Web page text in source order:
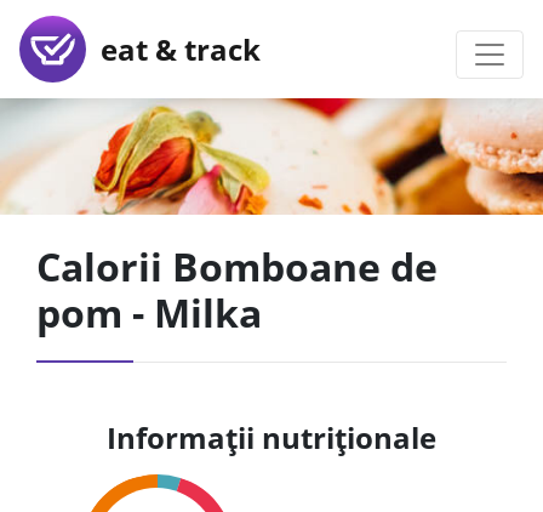
eat & track
Calorii Bomboane de
pom - Milka
Informații nutriționale